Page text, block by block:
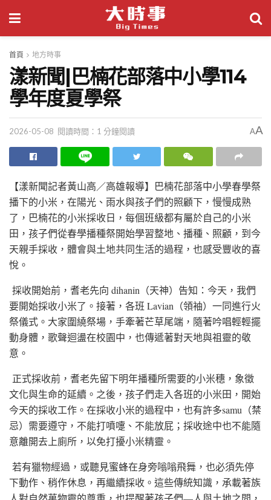
首頁 地方時事
漾新聞|巴楠花部落中小學114
學年度夏學祭
2026-05-08 閱讀時間：1 分鐘閱讀 AA
【漾新聞記者黃山高／高雄報導】巴楠花部落中小學春學祭
播下的小米，在陽光、雨水與孩子們的照顧下，慢慢成熟
了，巴楠花的小米採收日，每個班級都有屬於自己的小米
田，孩子們從春學播種祭開始學習整地、播種、照顧，到今
天親手採收，體會與土地共同生活的過程，也感受豐收的喜
悅。
採收開始前，耆老先向 dihanin（天神）告知：今天，我們
要開始採收小米了。接著，各班 Lavian（領袖）一同進行火
祭儀式。大家圍繞祭場，手牽著芒草尾端，隨著吟唱輕輕擺
動身體，歌聲迴盪在校園中，也傳遞著對天地與祖靈的敬
意。
正式採收前，耆老先留下明年播種所需要的小米穗，象徵
文化與生命的延續。之後，孩子們走入各班的小米田，開始
今天的採收工作。在採收小米的過程中，也有許多samu（禁
忌）需要遵守，不能打噴嚏、不能放屁；採收途中也不能隨
意離開去上廁所，以免打擾小米精靈。
若有獵物經過，或聽見蜜蜂在身旁嗡嗡飛舞，也必須先停
下動作、稍作休息，再繼續採收。這些傳統知識，承載著族